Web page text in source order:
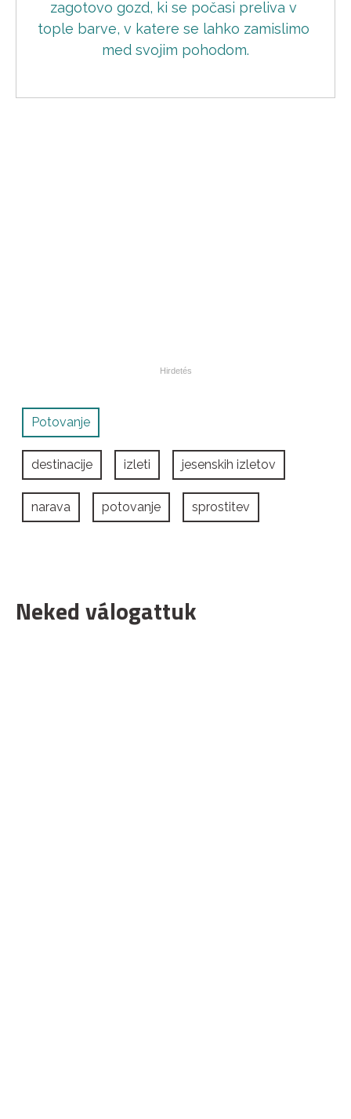
zagotovo gozd, ki se počasi preliva v
tople barve, v katere se lahko zamislimo
med svojim pohodom.
Potovanje
destinacije izleti jesenskih izletov
narava potovanje sprostitev
Neked válogattuk